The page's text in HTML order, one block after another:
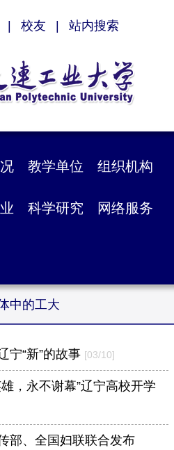
校友 站内搜索
教学单位 组织机构
科学研究 网络服务
中的工大
宁“新”的故事 [03/10]
雄，永不谢幕”辽宁高校开学
部、全国妇联联合发布